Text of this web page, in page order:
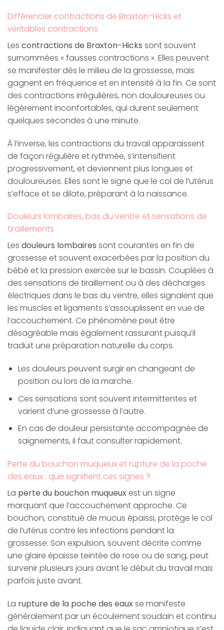
Différencier contractions de Braxton-Hicks et
véritables contractions
Les contractions de Braxton-Hicks sont souvent
surnommées « fausses contractions ». Elles peuvent
se manifester dès le milieu de la grossesse, mais
gagnent en fréquence et en intensité à la fin. Ce sont
des contractions irrégulières, non douloureuses ou
légèrement inconfortables, qui durent seulement
quelques secondes à une minute.
À l’inverse, les contractions du travail apparaissent
de façon régulière et rythmée, s’intensifient
progressivement, et deviennent plus longues et
douloureuses. Elles sont le signe que le col de l’utérus
s’efface et se dilate, préparant à la naissance.
Douleurs lombaires, bas du ventre et sensations de
tiraillements
Les douleurs lombaires sont courantes en fin de
grossesse et souvent exacerbées par la position du
bébé et la pression exercée sur le bassin. Couplées à
des sensations de tiraillement ou à des décharges
électriques dans le bas du ventre, elles signalent que
les muscles et ligaments s’assouplissent en vue de
l’accouchement. Ce phénomène peut être
désagréable mais également rassurant puisqu’il
traduit une préparation naturelle du corps.
Les douleurs peuvent surgir en changeant de
position ou lors de la marche.
Ces sensations sont souvent intermittentes et
varient d’une grossesse à l’autre.
En cas de douleur persistante accompagnée de
saignements, il faut consulter rapidement.
Perte du bouchon muqueux et rupture de la poche
des eaux : que signifient ces signes ?
La perte du bouchon muqueuxest un signe
marquant que l’accouchement approche. Ce
bouchon, constitué de mucus épaissi, protège le col
de l’utérus contre les infections pendant la
grossesse. Son expulsion, souvent décrite comme
une glaire épaisse teintée de rose ou de sang, peut
survenir plusieurs jours avant le début du travail mais
parfois juste avant.
La rupture de la poche des eauxse manifeste
généralement par un écoulement soudain et continu